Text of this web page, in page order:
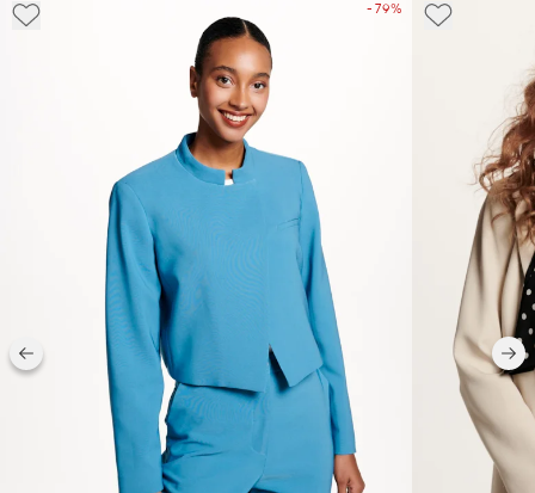
- 79%